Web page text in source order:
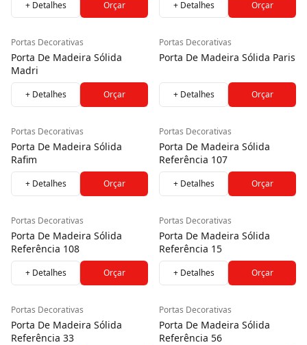
+ Detalhes Orçar + Detalhes Orçar
Portas Decorativas
Porta De Madeira Sólida
Madri
+ Detalhes Orçar
Portas Decorativas
Porta De Madeira Sólida Paris
+ Detalhes Orçar
Portas Decorativas
Porta De Madeira Sólida
Rafim
+ Detalhes Orçar
Portas Decorativas
Porta De Madeira Sólida
Referência 107
+ Detalhes Orçar
Portas Decorativas
Porta De Madeira Sólida
Referência 108
+ Detalhes Orçar
Portas Decorativas
Porta De Madeira Sólida
Referência 15
+ Detalhes Orçar
Portas Decorativas
Porta De Madeira Sólida
Referência 33
Portas Decorativas
Porta De Madeira Sólida
Referência 56